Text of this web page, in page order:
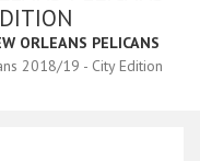
ORLEANS PELICANS
2018/19 - City Edition